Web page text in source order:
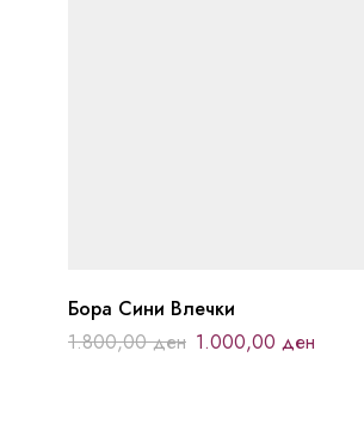
Бора Сини Влечки
1.800,00ден 1.000,00 ден